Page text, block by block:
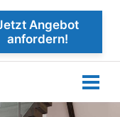
Angebot
anfordern!